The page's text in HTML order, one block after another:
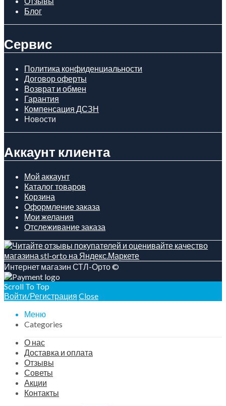
Блог
Сервис
Политика конфиденциальности
Договор оферты
Возврат и обмен
Гарантия
Компенсация ДСЗН
Новости
Аккаунт клиента
Мой аккаунт
Каталог товаров
Корзина
Оформление заказа
Мои желания
Отслеживание заказа
Интернет магазин СТЛ-Орто ©
Scroll To Top
Войти/Регистрация Close
Меню
Categories
О нас
Доставка и оплата
Отзывы
Советы
Акции
Контакты